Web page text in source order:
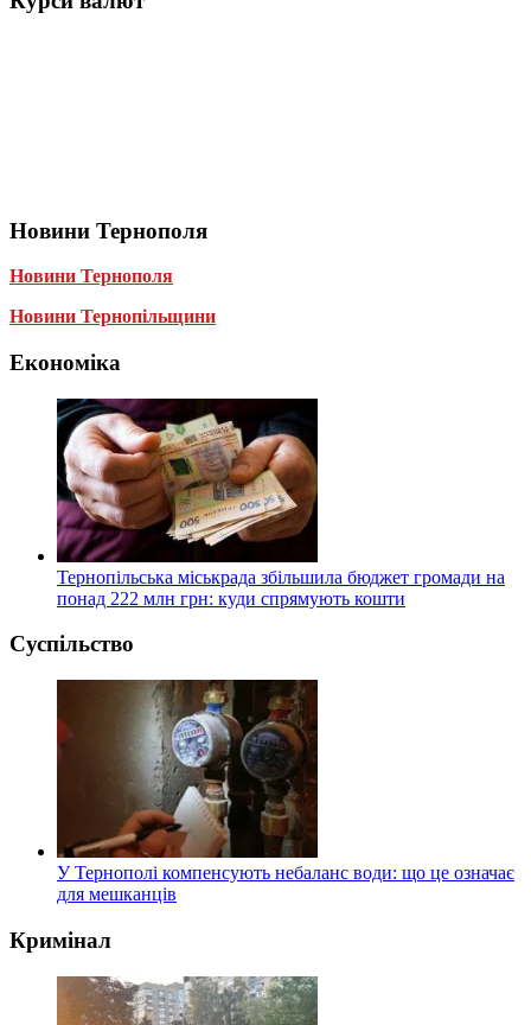
Новини Тернополя
Новини Тернополя
Новини Тернопільщини
Економіка
Тернопільська міськрада збільшила бюджет громади на
понад 222 млн грн: куди спрямують кошти
Суспільство
У Тернополі компенсують небаланс води: що це означає
для мешканців
Кримінал